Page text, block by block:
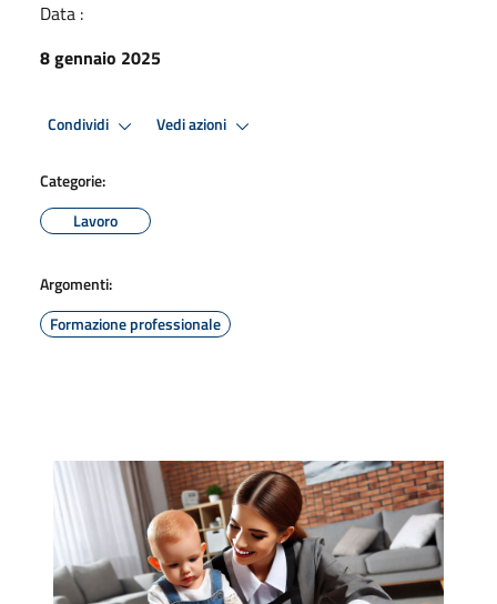
Data :
8 gennaio 2025
Condividi Vedi azioni
Categorie:
Lavoro
Argomenti:
Formazione professionale